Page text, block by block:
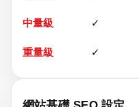
✓
✓